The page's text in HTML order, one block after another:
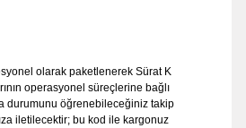
olarak paketlenerek Sürat K
operasyonel süreçlerine bağlı
durumunu öğrenebileceğiniz takip
iletilecektir; bu kod ile kargonuz